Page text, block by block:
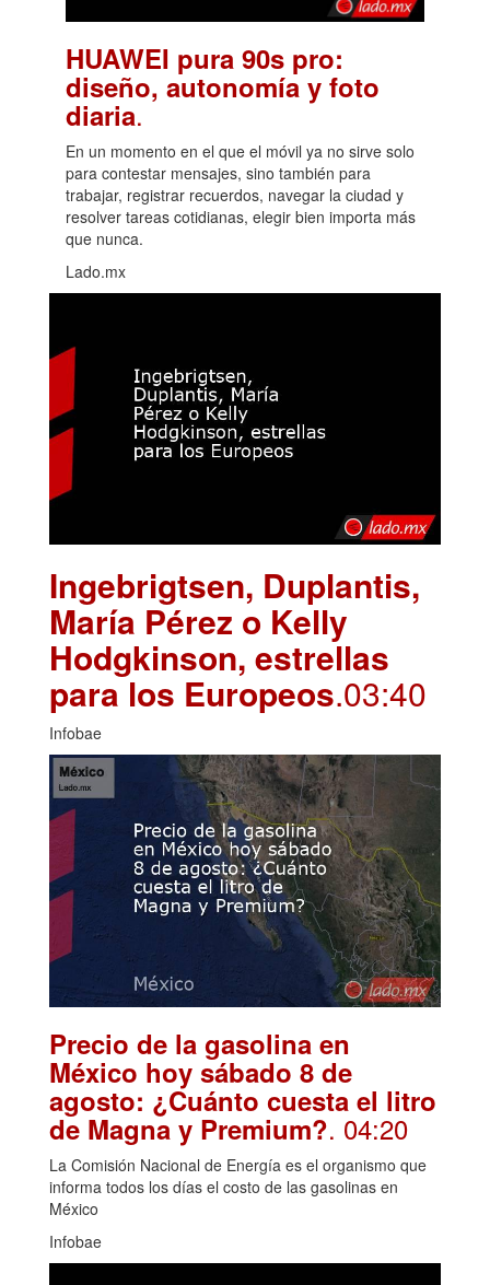
HUAWEI pura 90s pro:
diseño, autonomía y foto
diaria.
En un momento en el que el móvil ya no sirve solo
para contestar mensajes, sino también para
trabajar, registrar recuerdos, navegar la ciudad y
resolver tareas cotidianas, elegir bien importa más
que nunca.
Lado.mx
Ingebrigtsen, Duplantis,
María Pérez o Kelly
Hodgkinson, estrellas
para los Europeos.03:40
Infobae
Precio de la gasolina en
México hoy sábado 8 de
agosto: ¿Cuánto cuesta el litro
de Magna y Premium?. 04:20
La Comisión Nacional de Energía es el organismo que
informa todos los días el costo de las gasolinas en
México
Infobae